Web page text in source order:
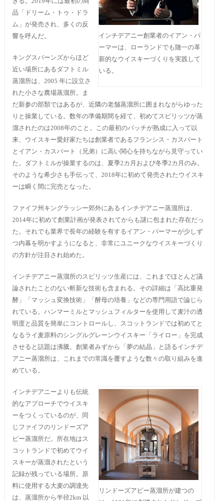
インチデアニー創業者のイアン・パ
ーマーは、ローランドでも随一の革
新的なウイスキーづくりを実践して
いる。
品「ドリーム・トゥ・ドラ
ム」が発売され、多くの反
響を呼んだ。
キングスバーンズからほど
近い場所にあるダフトミル
蒸溜所は、2005 年に設立さ
れた小さな農場蒸溜所。ま
だ新参の部類ではあるが、近隣の老舗蒸溜所に囲まれながらゆった
りと操業している。数年の準備期間を経て、初めてスピリッツが蒸
溜されたのは2008年のこと。この最初のバッチが熟成に入って以
来、ウイスキー愛好家たちは創業者であるフランシス・カスバート
とイアン・カスバート（兄弟）に高い関心を持ちながら見守ってい
た。ダフトミルが操業するのは、夏季2カ月および冬季2カ月のみ。
そのような希少さも手伝って、2018年に初めて発売されたウイスキ
ーは瞬く間に完売となった。
ファイフ州キングラッシー郊外にあるインチデアニー蒸溜所は、
2014年に初めて創業計画が発表されてからも謎に包まれた存在だっ
た。それでも業界で長年の経験を有するイアン・パーマーが少しず
つ内幕を明かすようになると、非常にユニークなウイスキーづくり
の方針が注目され始めた。
インチデアニー蒸溜所のスピリッツ生産には、これまでほとんど議
論されたことのない斬新な技術も含まれる。その詳細は「高比重発
酵」「マッシュ変換技術」「酵母の培養」などの専門用語で論じら
れている。ハンマーミルとマッシュフィルターを使用して麦汁の透
明度と品質を簡単にコントロールし、スコットランドでは初めてと
なるライ麦原料のシングルグレーンウイスキー「ライロー」を完成
させると話題は沸騰。創業者みずから「夢の結晶」と語るインチデ
アニー蒸溜所は、これまでの常識を覆すような数々の取り組みを進
めている。
リンドーズアビー蒸溜所が建つの
インチデアニーよりも伝統
的なアプローチでウイスキ
ーをつくっているのが、同
じファイフのリンドーズア
ビー蒸溜所だ。所在地はス
コットランドで初めてウイ
スキーが蒸溜されたという
記録が残っている場所。原
料に使用する大麦の調達先
は、蒸溜所から半径2km 以